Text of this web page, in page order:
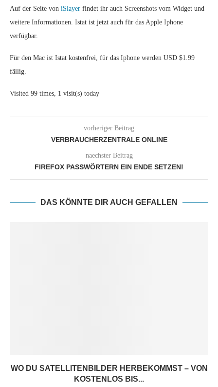
Auf der Seite von iSlayer findet ihr auch Screenshots vom Widget und
weitere Informationen. Istat ist jetzt auch für das Apple Iphone
verfügbar.
Für den Mac ist Istat kostenfrei, für das Iphone werden USD $1.99
fällig.
Visited 99 times, 1 visit(s) today
vorheriger Beitrag
VERBRAUCHERZENTRALE ONLINE
naechster Beitrag
FIREFOX PASSWÖRTERN EIN ENDE SETZEN!
DAS KÖNNTE DIR AUCH GEFALLEN
WO DU SATELLITENBILDER HERBEKOMMST – VON
KOSTENLOS BIS...